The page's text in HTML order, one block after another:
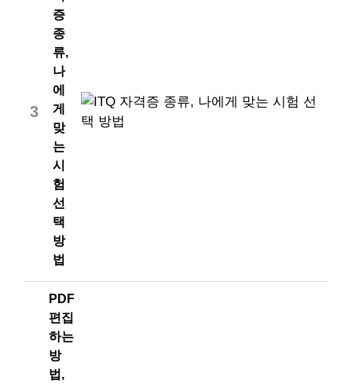
3
증
종
류,
나
에
게
맞
는
시
험
선
택
방
법
PDF
편집
하는
방
법,